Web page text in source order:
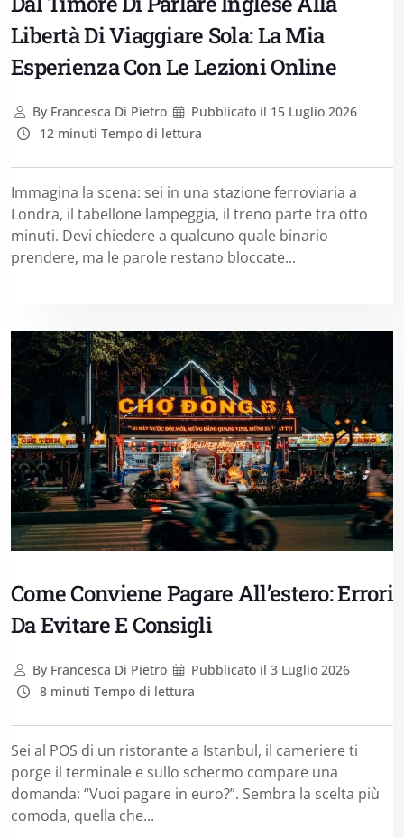
Libertà Di Viaggiare Sola: La Mia
Esperienza Con Le Lezioni Online
ByFrancesca Di Pietro Pubblicato il 15 Luglio 2026
12 minuti Tempo di lettura
Immagina la scena: sei in una stazione ferroviaria a
Londra, il tabellone lampeggia, il treno parte tra otto
minuti. Devi chiedere a qualcuno quale binario
prendere, ma le parole restano bloccate...
Come Conviene Pagare All’estero: Errori
Da Evitare E Consigli
ByFrancesca Di Pietro Pubblicato il 3 Luglio 2026
8 minuti Tempo di lettura
Sei al POS di un ristorante a Istanbul, il cameriere ti
porge il terminale e sullo schermo compare una
domanda: “Vuoi pagare in euro?”. Sembra la scelta più
comoda, quella che...